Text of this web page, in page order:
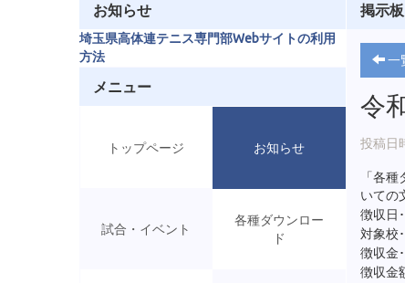
掲示板
一
令
投稿日
「各
いての
徴収日
対象校
徴収金
徴収金
お知らせ
埼玉県高体連テニス専門部Webサイトの利用
方法
メニュー
トップページ お知らせ
試合・イベント
各種ダウンロー
ド